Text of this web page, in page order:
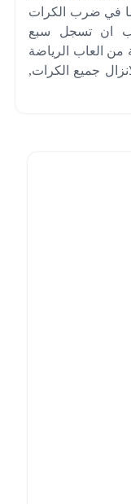
في ضرب الكرات
ان تسجل سبع
من العاب الرياضة
ثانية لانزال جميع الكرات,